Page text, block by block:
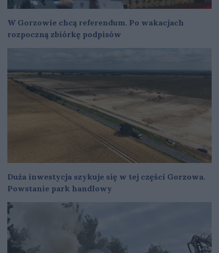
W Gorzowie chcą referendum. Po wakacjach
rozpoczną zbiórkę podpisów
Duża inwestycja szykuje się w tej części Gorzowa.
Powstanie park handlowy